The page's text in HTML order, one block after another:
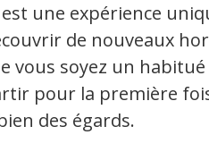
une expérience
de nouveaux
vous soyez un
pour la première
des égards.